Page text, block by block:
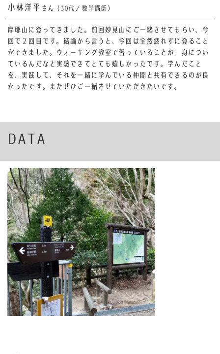
小林洋平 さん（30代／数学講師）
摩耶山に登ってきました。前回妙見山にご一緒させてもらい、今
回で２回目です。結論から言うと、今回は全然疲れずに登ること
ができました。ウォーキング教室で習っていることが、身につい
ているんだなと実感できてとても嬉しかったです。学んだこと
を、実践して、それを一緒に学んでいる仲間と共有できるのが良
かったです。またぜひご一緒させていただきたいです。
DATA